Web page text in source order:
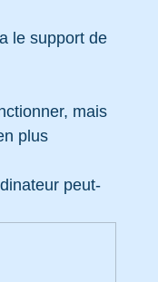
le support de
mais
plus
peut-